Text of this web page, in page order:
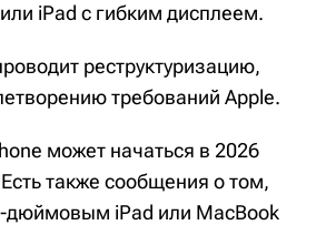
iPad с гибким дисплеем.
реструктуризацию,
требований Apple.
может начаться в 2026
также сообщения о том,
дюймовым iPad или MacBook